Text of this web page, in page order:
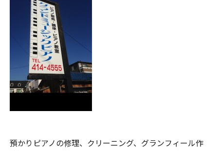
預かりピアノの修理、クリーニング、グランフィール作